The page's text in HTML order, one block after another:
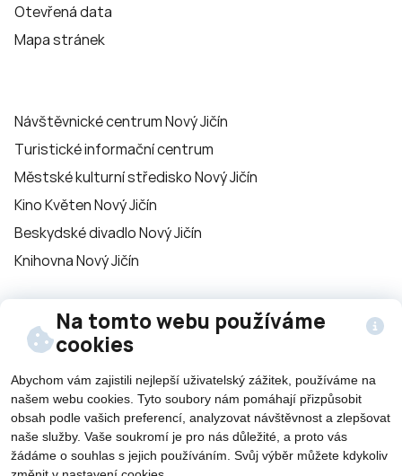
Na tomto webu používáme
cookies
Abychom vám zajistili nejlepší uživatelský zážitek, používáme na
našem webu cookies. Tyto soubory nám pomáhají přizpůsobit
obsah podle vašich preferencí, analyzovat návštěvnost a zlepšovat
naše služby. Vaše soukromí je pro nás důležité, a proto vás
žádáme o souhlas s jejich používáním. Svůj výběr můžete kdykoliv
Otevřená data
Mapa stránek
Návštěvnické centrum Nový Jičín
Turistické informační centrum
Městské kulturní středisko Nový Jičín
Kino Květen Nový Jičín
Beskydské divadlo Nový Jičín
Knihovna Nový Jičín
Sledujte nás na
sítích